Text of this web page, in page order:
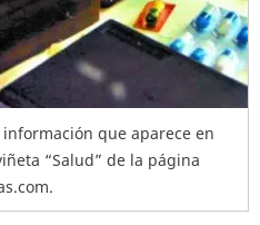
información que aparece en
“Salud” de la página